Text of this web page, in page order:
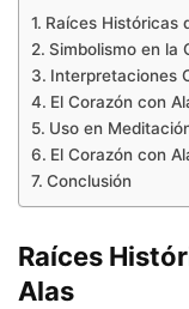
Raíces Históricas
Simbolismo en la
Interpretaciones
El Corazón con
Uso en
El Corazón con
Conclusión
Raíces
Alas